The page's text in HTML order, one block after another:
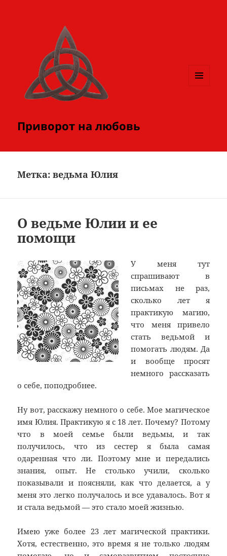
Приворот на любовь
Метка:ведьма Юлия
О ведьме Юлии и ее
помощи
У меня тут
спрашивают в
письмах не раз,
сколько лет я
практикую магию,
что меня привело
стать ведьмой и
помогать людям. Да
и вообще просят
немного рассказать
о себе, поподробнее.
Ну вот, расскажу немного о себе. Мое магическое
имя Юлия. Практикую я с 18 лет. Почему? Потому
что в моей семье были ведьмы, и так
получилось, что из сестер я была самая
одаренная что ли. Поэтому мне и передались
знания, опыт. Не столько учили, сколько
показывали и поясняли, как что делается, а у
меня это легко получалось и все удавалось. Вот я
и стала ведьмой — это стало моей жизнью.
Имею уже более 23 лет магической практики.
Хотя, естественно, это время я не только людям